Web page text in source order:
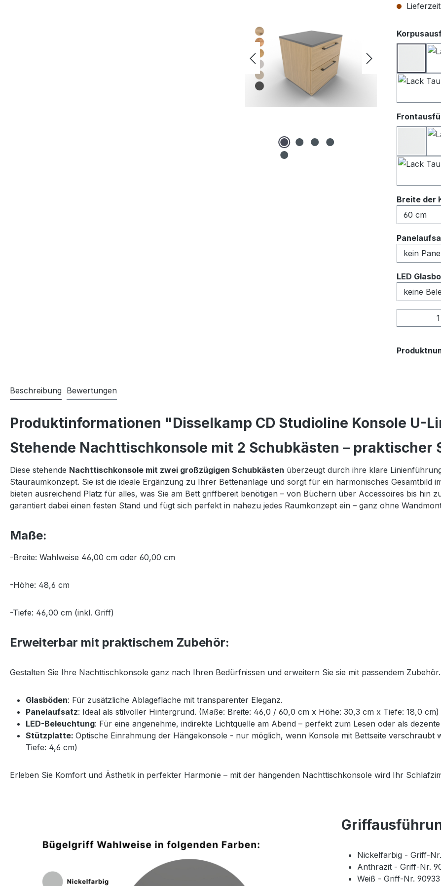
Breite der
LED
Beschreibung Bewertungen
Produktinformationen "Disselkamp CD Studioline Konsole U-
Stehende Nachttischkonsole mit 2 Schubkästen – praktischer
Diese stehende Nachttischkonsole mit zwei großzügigen Schubkästen überzeugt durch ihre klare
Stauraumkonzept. Sie ist die ideale Ergänzung zu Ihrer Bettenanlage und sorgt für ein harmonisches Gesamtbild
bieten ausreichend Platz für alles, was Sie am Bett griffbereit benötigen – von Büchern über Accessoires bis hin
garantiert dabei einen festen Stand und fügt sich perfekt in nahezu jedes Raumkonzept ein – ganz ohne
Maße:
-Breite: Wahlweise 46,00 cm oder 60,00 cm
-Höhe: 48,6 cm
-Tiefe: 46,00 cm (inkl. Griff)
Erweiterbar mit praktischem Zubehör:
Gestalten Sie Ihre Nachttischkonsole ganz nach Ihren Bedürfnissen und erweitern Sie sie mit passendem Zubehör.
Glasböden: Für zusätzliche Ablagefläche mit transparenter Eleganz.
Panelaufsatz: Ideal als stilvoller Hintergrund. (Maße: Breite: 46,0 / 60,0 cm x Höhe: 30,3 cm x Tiefe: 18,0 cm)
LED-Beleuchtung: Für eine angenehme, indirekte Lichtquelle am Abend – perfekt zum Lesen oder als
Stützplatte: Optische Einrahmung der Hängekonsole - nur möglich, wenn Konsole mit Bettseite
Tiefe: 4,6 cm)
Erleben Sie Komfort und Ästhetik in perfekter Harmonie – mit der hängenden Nachttischkonsole wird Ihr
Nickelfarbig - Griff-
Anthrazit - Griff-Nr.
Weiß - Griff-Nr.